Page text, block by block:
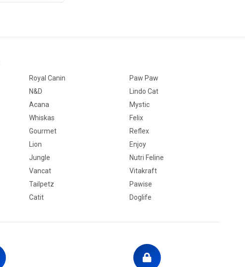
Royal Canin
Paw Paw
N&D
Lindo Cat
Acana
Mystic
Whiskas
Felix
Gourmet
Reflex
Lion
Enjoy
Jungle
Nutri Feline
Vancat
Vitakraft
Tailpetz
Pawise
Catit Doglife